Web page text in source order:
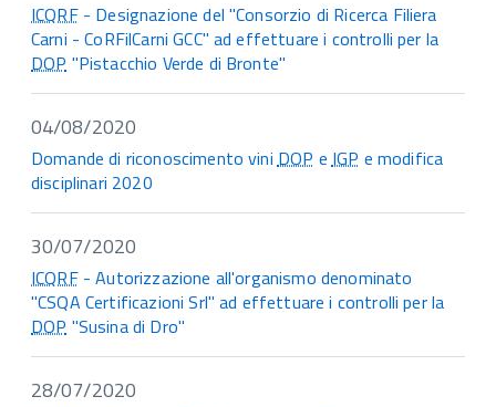
ICQRF- Designazione del "Consorzio di Ricerca Filiera
Carni - CoRFilCarni GCC" ad effettuare i controlli per la
DOP "Pistacchio Verde di Bronte"
04/08/2020
Domande di riconoscimento viniDOP eIGP e modifica
disciplinari 2020
30/07/2020
ICQRF- Autorizzazione all'organismo denominato
"CSQA Certificazioni Srl" ad effettuare i controlli per la
DOP "Susina di Dro"
28/07/2020